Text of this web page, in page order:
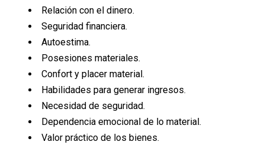
Relación con el dinero.
Seguridad financiera.
Autoestima.
Posesiones materiales.
Confort y placer material.
Habilidades para generar ingresos.
Necesidad de seguridad.
Dependencia emocional de lo material.
Valor práctico de los bienes.